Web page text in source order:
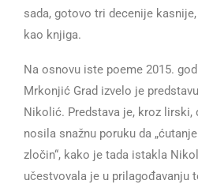
sada, gotovo tri decenije
kao knjiga.
Na osnovu iste poeme 2015.
Mrkonjić Grad izvelo je
Nikolić. Predstava je, kroz lirski,
nosila snažnu poruku da
zločin“, kako je tada istakla
učestvovala je u prilagođavanju